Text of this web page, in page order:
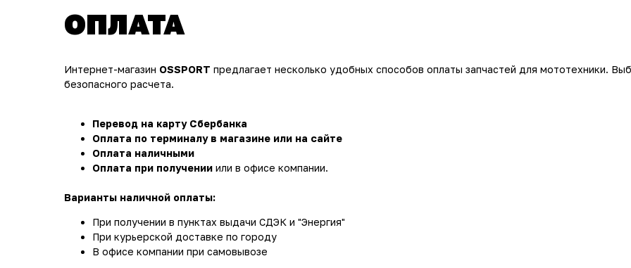
ОПЛАТА
Интернет-магазин OSSPORT предлагает несколько удобных способов оплаты запчастей для мототехники.
безопасного расчета.
Перевод на карту Сбербанка
Оплата по терминалу в магазине или на сайте
Оплата наличными
Оплата при получении или в офисе компании.
Варианты наличной оплаты:
При получении в пунктах выдачи СДЭК и "Энергия"
При курьерской доставке по городу
В офисе компании при самовывозе